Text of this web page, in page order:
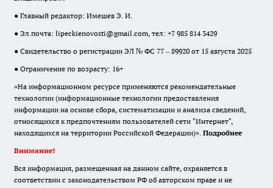
● Главный редактор: Имешев Э. И.
● Эл.почта: lipeckienovosti@gmail.com, тел: +7 985 814 3429
● Свидетельство о регистрации ЭЛ № ФС 77 – 89920 от 15 августа 2025
● Ограничение по возрасту: 16+
«На информационном ресурсе применяются рекомендательные
технологии (информационные технологии предоставления
информации на основе сбора, систематизации и анализа сведений,
относящихся к предпочтениям пользователей сети "Интернет",
находящихся на территории Российской Федерации)». Подробнее
Внимание!
Вся информация, размещенная на данном сайте, охраняется в
соответствии с законодательством РФ об авторском праве и не